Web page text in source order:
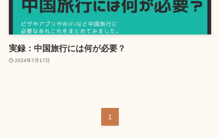
実録：中国旅行には何が必要？
2024年7月17日
1